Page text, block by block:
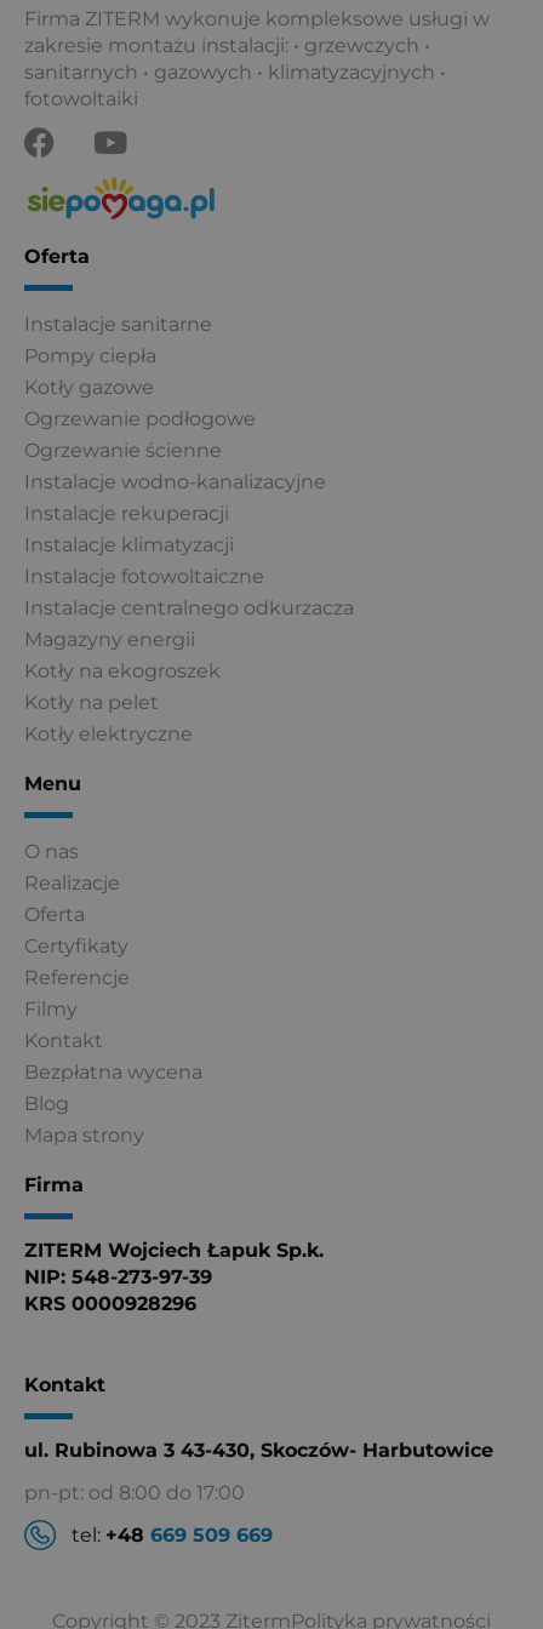
Firma ZITERM wykonuje kompleksowe usługi w
zakresie montażu instalacji: • grzewczych •
sanitarnych • gazowych • klimatyzacyjnych •
fotowoltaiki
F
a
c
e
b
o
k
Y
o
u
t
Oferta
Instalacje sanitarne
Pompy ciepła
Kotły gazowe
Ogrzewanie podłogowe
Ogrzewanie ścienne
Instalacje wodno-kanalizacyjne
Instalacje rekuperacji
Instalacje klimatyzacji
Instalacje fotowoltaiczne
Instalacje centralnego odkurzacza
Magazyny energii
Kotły na ekogroszek
Kotły na pelet
Kotły elektryczne
Menu
O nas
Realizacje
Oferta
Certyfikaty
Referencje
Filmy
Kontakt
Bezpłatna wycena
Blog
Mapa strony
Firma
ZITERM Wojciech Łapuk Sp.k.
NIP: 548-273-97-39
KRS 0000928296
Kontakt
ul. Rubinowa 3 43-430, Skoczów- Harbutowice
pn-pt: od 8:00 do 17:00
tel: +48 669 509 669
Copyright © 2023 ZitermPolityka prywatności